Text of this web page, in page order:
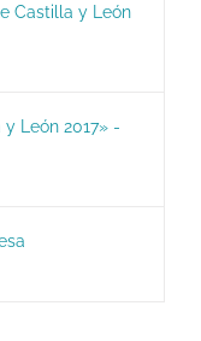
Castilla y León
León 2017» -